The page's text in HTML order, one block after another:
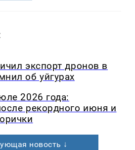
экспорт дронов в
об уйгурах
2026 года:
рекордного июня и
новость ↓